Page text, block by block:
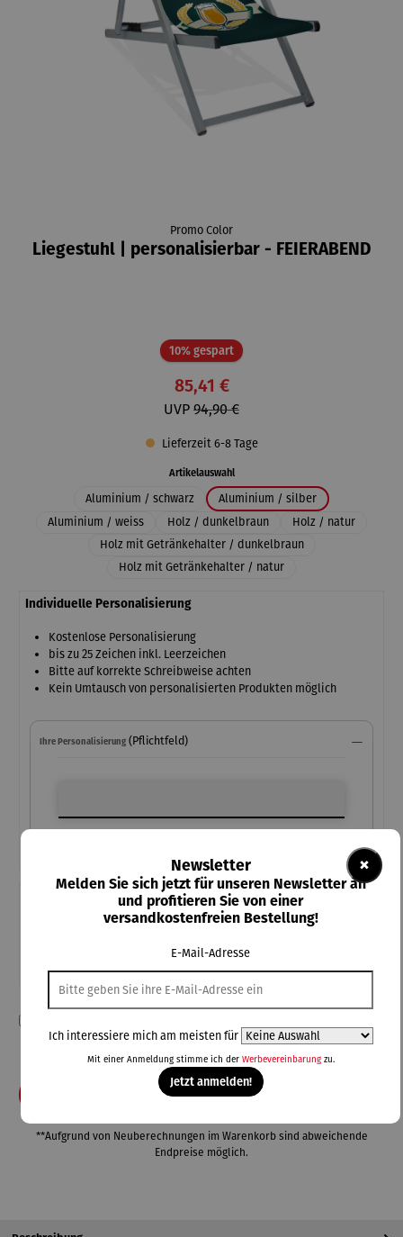
Promo Color
Liegestuhl | personalisierbar - FEIERABEND
10% gespartRabatt
85,41 €
UVP 94,90 €
Lieferzeit 6-8 Tage
Artikelauswahlauswählen
Aluminium / schwarz
Aluminium / silber
Aluminium / weiss
Holz / dunkelbraun
Holz / natur
Holz mit Getränkehalter / dunkelbraun
Holz mit Getränkehalter / natur
Individuelle Personalisierung
Kostenlose Personalisierung
bis zu 25 Zeichen inkl. Leerzeichen
Bitte auf korrekte Schreibweise achten
Kein Umtausch von personalisierten Produkten möglich
Ihre Personalisierung (Pflichtfeld)
Teile diese Konfiguration
meiner Angaben.
In den Warenkorb
**Aufgrund von Neuberechnungen im Warenkorb sind abweichende
Endpreise möglich.
×
Newsletter
Melden Sie sich jetzt für unseren Newsletter an
und profitieren Sie von einer
versandkostenfreien Bestellung!
E-Mail-Adresse
Ich interessiere mich am meisten für
Mit einer Anmeldung stimme ich der Werbevereinbarungzu.
Jetzt anmelden!